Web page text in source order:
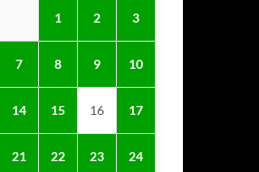
1 2 3
7 8 9 10
14 15 16 17
21 22 23 24